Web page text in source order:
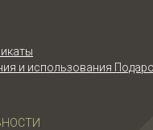
и использования